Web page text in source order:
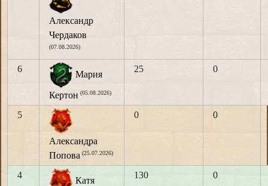
Александр
Чердаков
(07.08.2026)
6
Мария
Кертон (05.08.2026)
25 0
5
Александра
Попова (25.07.2026)
0 0
4
Катя
130 0